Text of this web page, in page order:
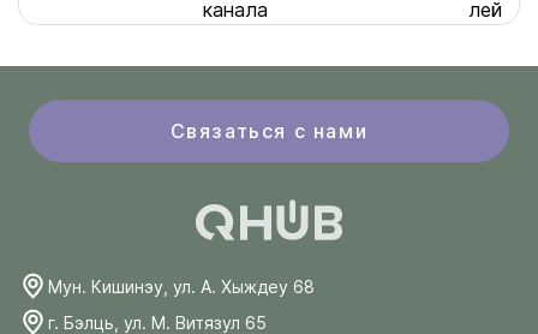
канала
лей
Связаться с нами
Мун. Кишинэу, ул. А. Хыждеу 68
г. Бэлць, ул. М. Витязул 65